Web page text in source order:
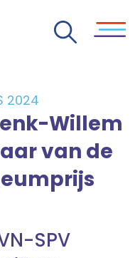
2024
Willem
van de
SPV